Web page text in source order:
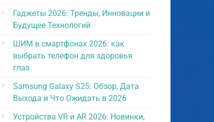
Гаджеты 2026: Тренды, Инновации и
Будущее Технологий
ШИМ в смартфонах 2026: как
выбрать телефон для здоровья
глаз
Samsung Galaxy S25: Обзор, Дата
Выхода и Что Ожидать в 2026
Устройства VR и AR 2026: Новинки,